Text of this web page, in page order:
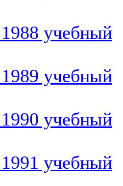
учебный
учебный
учебный
учебный